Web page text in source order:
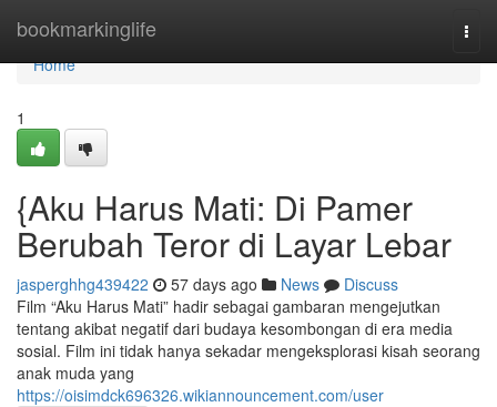
bookmarkinglife
Home
Home
1
{Aku Harus Mati: Di Pamer
Berubah Teror di Layar Lebar
jasperghhg439422 57 days ago News
Discuss
Film “Aku Harus Mati” hadir sebagai gambaran mengejutkan
tentang akibat negatif dari budaya kesombongan di era media
sosial. Film ini tidak hanya sekadar mengeksplorasi kisah seorang
anak muda yang
https://oisimdck696326.wikiannouncement.com/user